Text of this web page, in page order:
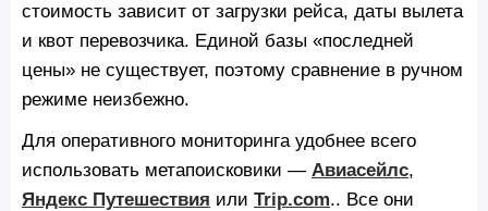
стоимость зависит от загрузки рейса, даты вылета
и квот перевозчика. Единой базы «последней
цены» не существует, поэтому сравнение в ручном
режиме неизбежно.
Для оперативного мониторинга удобнее всего
использовать метапоисковики — Авиасейлс,
Яндекс Путешествия или Trip.com.. Все они